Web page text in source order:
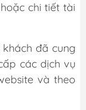
chi tiết tài
đã cung
các dịch vụ
và theo